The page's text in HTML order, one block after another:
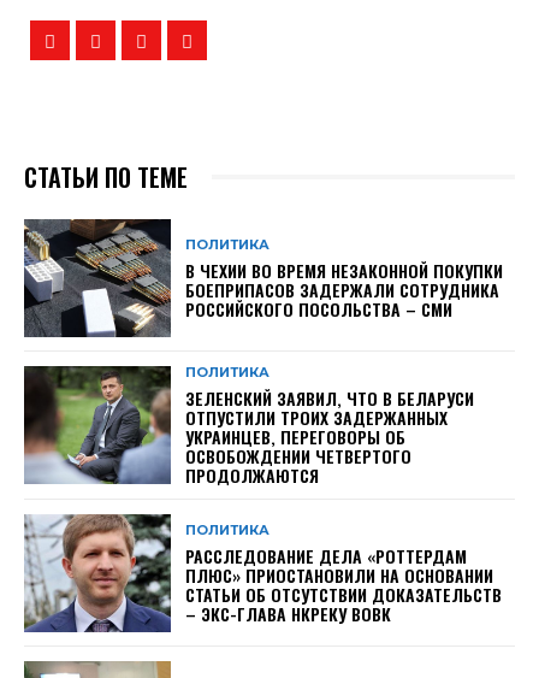
СТАТЬИ ПО ТЕМЕ
ПОЛИТИКА
В ЧЕХИИ ВО ВРЕМЯ НЕЗАКОННОЙ ПОКУПКИ
БОЕПРИПАСОВ ЗАДЕРЖАЛИ СОТРУДНИКА
РОССИЙСКОГО ПОСОЛЬСТВА – СМИ
ПОЛИТИКА
ЗЕЛЕНСКИЙ ЗАЯВИЛ, ЧТО В БЕЛАРУСИ
ОТПУСТИЛИ ТРОИХ ЗАДЕРЖАННЫХ
УКРАИНЦЕВ, ПЕРЕГОВОРЫ ОБ
ОСВОБОЖДЕНИИ ЧЕТВЕРТОГО
ПРОДОЛЖАЮТСЯ
ПОЛИТИКА
РАССЛЕДОВАНИЕ ДЕЛА «РОТТЕРДАМ
ПЛЮС» ПРИОСТАНОВИЛИ НА ОСНОВАНИИ
СТАТЬИ ОБ ОТСУТСТВИИ ДОКАЗАТЕЛЬСТВ
– ЭКС-ГЛАВА НКРЕКУ ВОВК